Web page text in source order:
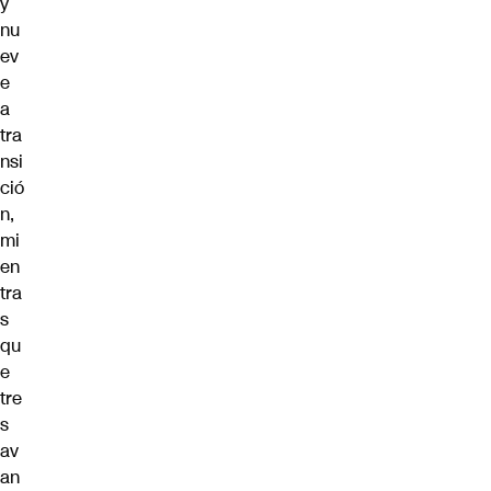
nu
ev
e
a
tra
nsi
ció
n,
mi
en
tra
s
qu
e
tre
s
av
an